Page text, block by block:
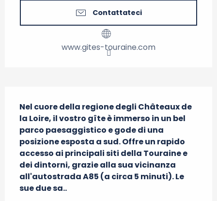
Contattateci
www.gites-touraine.com
Nel cuore della regione degli Châteaux de
la Loire, il vostro gîte è immerso in un bel
parco paesaggistico e gode di una
posizione esposta a sud. Offre un rapido
accesso ai principali siti della Touraine e
dei dintorni, grazie alla sua vicinanza
all'autostrada A85 (a circa 5 minuti). Le
sue due sa..